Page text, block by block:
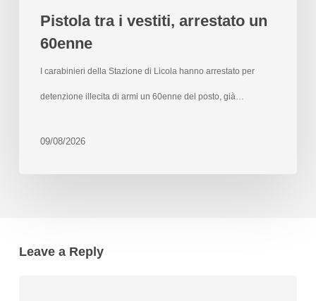
Pistola tra i vestiti, arrestato un
60enne
I carabinieri della Stazione di Licola hanno arrestato per
detenzione illecita di armi un 60enne del posto, già…
09/08/2026
Leave a Reply